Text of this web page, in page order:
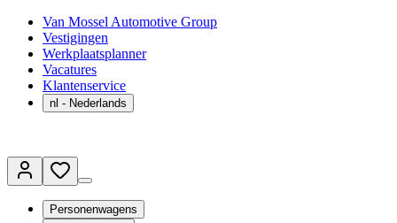
Van Mossel Automotive Group
Vestigingen
Werkplaatsplanner
Vacatures
Klantenservice
nl - Nederlands
Personenwagens